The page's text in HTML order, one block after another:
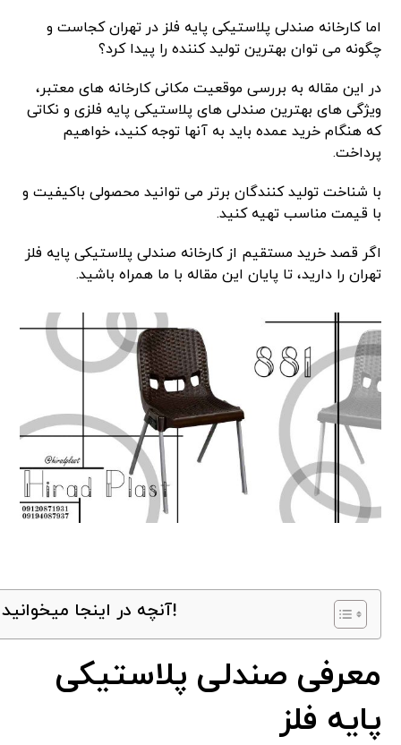
اما کارخانه صندلی پلاستیکی پایه فلز در تهران کجاست و
چگونه می توان بهترین تولید کننده را پیدا کرد؟
در این مقاله به بررسی موقعیت مکانی کارخانه های معتبر،
ویژگی های بهترین صندلی های پلاستیکی پایه فلزی و نکاتی
که هنگام خرید عمده باید به آنها توجه کنید، خواهیم
پرداخت.
با شناخت تولید کنندگان برتر می توانید محصولی باکیفیت و
با قیمت مناسب تهیه کنید.
اگر قصد خرید مستقیم از کارخانه صندلی پلاستیکی پایه فلز
تهران را دارید، تا پایان این مقاله با ما همراه باشید.
آنچه در اینجا میخوانید!
معرفی صندلی پلاستیکی
پایه فلز